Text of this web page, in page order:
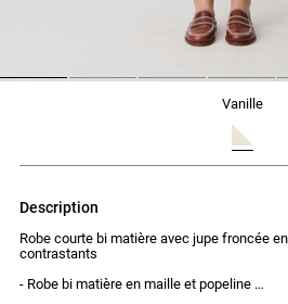
vanille
description
Robe courte bi matière avec jupe froncée
contrastants
- Robe bi matière en maille et popeline